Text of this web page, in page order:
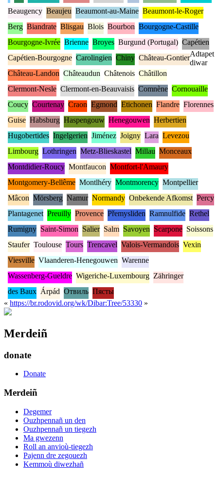
Beaugency Beaujeu Beaumont-au-Maine Beaumont-le-Roger
Berg Biandrate Blisgau Blois Bourbon Bourgogne-Castille
Bourgogne-Ivrée Brienne Broyes Burgund (Portugal) Capétien
Capétien-Bourgogne Carolingien Chiny Château-Gontier
Château-Landon Châteaudun Châtenois Châtillon
Clermont-Nesle Clermont-en-Beauvaisis Comnène Cornouaille
Coucy Courtenay Craon Egmond Etichonen Flandre Florennes
Guise Habsburg Haspengouw Henegouwen Herbertien
Hugobertides Ingelgerien Jiménez Joigny Lara Levezou
Limbourg Lothringen Metz-Blieskastel Millau Monceaux
Montdidier-Roucy Montfaucon Montfort-l'Amaury
Montgomery-Bellême Montlhéry Montmorency Montpellier
Mâcon Mörsberg Namur Normandy Onbekende Afkomst Percy
Plantagenet Preuilly Provence Přemysliden Ramnulfide Rethel
Rumigny Saint-Simon Salier Salm Savoyen Scarpone Soissons
Staufer Toulouse Tours Trencavel Valois-Vermandois Vexin
Viesville Vlaanderen-Henegouwen Warenne
Wassenberg-Gueldre Wigeriche-Luxembourg Zähringer
des Baux Árpád Отвиль Пясты
Adtapet
diwar
« https://br.rodovid.org/wk/Dibar:Tree/53330 »
Merdeiñ
donate
Donate
Merdeiñ
Degemer
Ouzhpennañ un den
Ouzhpennañ un tiegezh
Ma gwezenn
Roll an anvioù-tiegezh
Pajenn dre zegouezh
Kemmoù diwezhañ